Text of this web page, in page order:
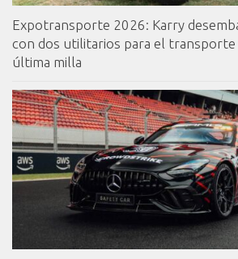
Expotransporte 2026: Karry
con dos utilitarios para el transporte
última milla